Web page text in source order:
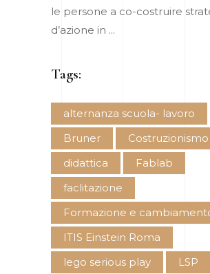
le persone a co-costruire
d’azione in
Tags:
alternanza scuola- lavoro
Bruner
Costruzionismo
didattica
Fablab
faclitazione
Formazione e
ITIS Einstein Roma
lego serious play
LSP